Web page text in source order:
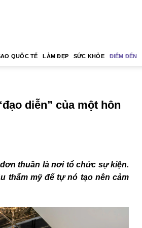
QUỐC TẾ LÀM ĐẸP SỨC KHỎE ĐIỂM ĐẾN
diễn” của một hôn
thuần là nơi tổ chức sự kiện.
thẩm mỹ để tự nó tạo nên cảm